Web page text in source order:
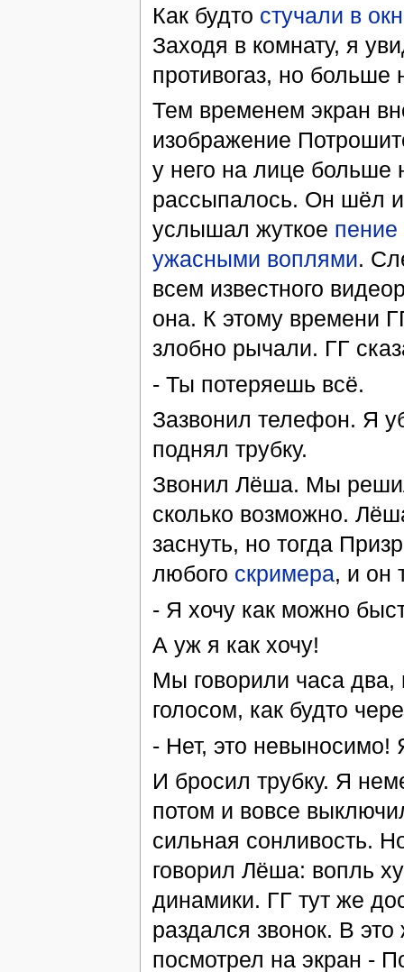
Как будто стучали в
Заходя в комнату, я
противогаз, но больше
Тем временем экран
изображение
у него на лице больше
рассыпалось. Он шёл
услышал жуткое
ужасными воплями.
всем известного
она. К этому времени
злобно рычали. ГГ
- Ты потеряешь всё.
Зазвонил телефон. Я
поднял трубку.
Звонил Лёша. Мы
сколько возможно.
заснуть, но тогда
любого скримера, и он
- Я хочу как можно
А уж я как хочу!
Мы говорили часа два,
голосом, как будто
- Нет, это
И бросил трубку. Я
потом и вовсе
сильная сонливость.
говорил Лёша: вопль
динамики. ГГ тут же
раздался звонок. В
посмотрел на экран -